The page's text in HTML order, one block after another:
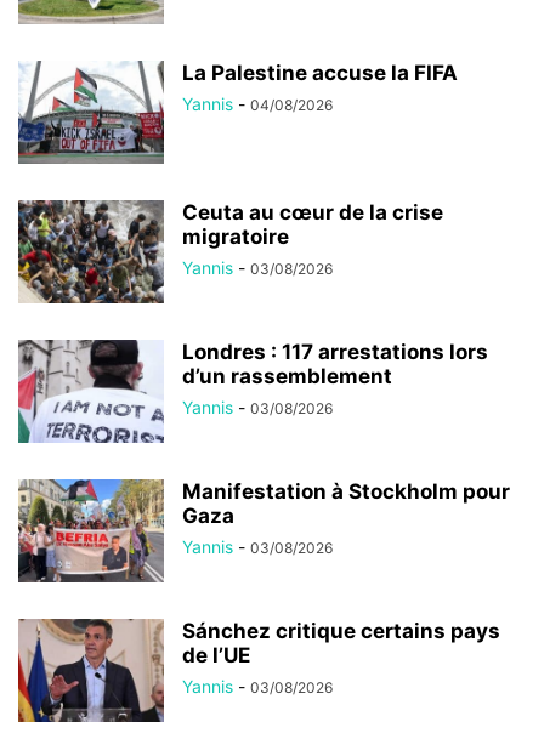
La Palestine accuse la FIFA
Yannis - 04/08/2026
Ceuta au cœur de la crise
migratoire
Yannis - 03/08/2026
Londres : 117 arrestations lors
d’un rassemblement
Yannis - 03/08/2026
Manifestation à Stockholm pour
Gaza
Yannis - 03/08/2026
Sánchez critique certains pays
de l’UE
Yannis - 03/08/2026